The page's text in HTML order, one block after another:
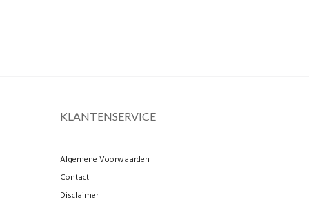
KLANTENSERVICE
Algemene Voorwaarden
Contact
Disclaimer